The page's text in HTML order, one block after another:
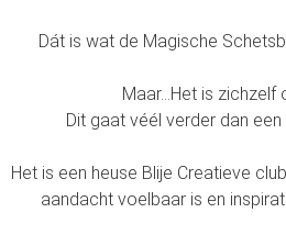
Dát is wat de Magische
Maar…Het is zichzelf
Dit gaat véél verder dan
Het is een heuse Blije Creatieve
aandacht voelbaar is en